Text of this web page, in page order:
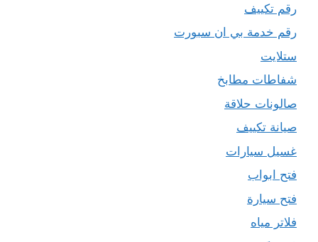
رقم تكييف
رقم خدمة بي ان سبورت
ستلايت
شفاطات مطابخ
صالونات حلاقة
صيانة تكييف
غسيل سيارات
فتح ابواب
فتح سيارة
فلاتر مياه